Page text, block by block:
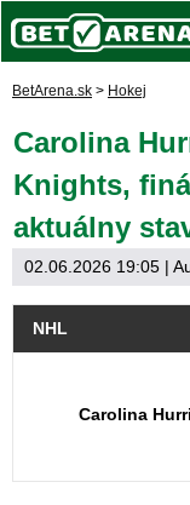
BetArena.sk > Hokej
Carolina
Knights,
aktuálny
02.06.2026 19:05 |
NHL
Carolina